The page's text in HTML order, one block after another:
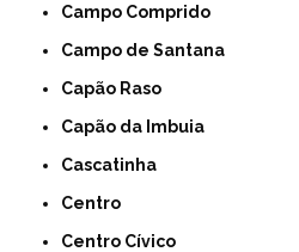
Campo Comprido
Campo de Santana
Capão Raso
Capão da Imbuia
Cascatinha
Centro
Centro Cívico